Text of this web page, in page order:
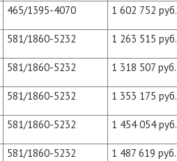
465/1395-4070 1 602 752 руб.
581/1860-5232 1 263 515 руб.
581/1860-5232 1 318 507 руб.
581/1860-5232 1 353 175 руб.
581/1860-5232 1 454 054 руб.
581/1860-5232 1 487 619 руб.